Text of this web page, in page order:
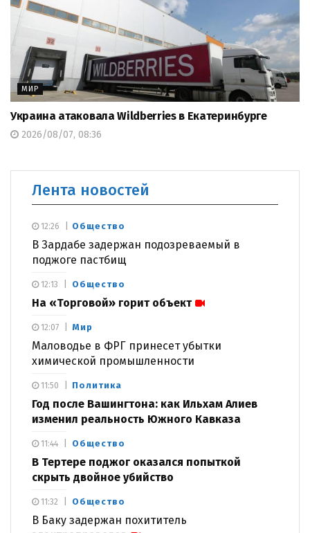
МИР
Украина атаковала Wildberries в Екатеринбурге
2026/08/07, 08:36
Лента новостей
Общество
В Зардабе задержан подозреваемый в
поджоге пастбищ
12:26
Общество
На «Торговой» горит объект
12:13
Мир
Маловодье в ФРГ принесет убытки
химической промышленности
12:07
Политика
Год после Вашингтона: как Ильхам Алиев
изменил реальность Южного Кавказа
11:50
Общество
В Тертере поджог оказался попыткой
скрыть двойное убийство
11:44
Общество
В Баку задержан похититель
11:32